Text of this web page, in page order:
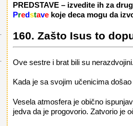
PREDSTAVE – izvedite ih za
Predstave koje deca mogu da
160. Zašto Isus to
Ove sestre i brat bili su
Kada je sa svojim učenicima
Vesela atmosfera je obično
jedva da je progovorio. Zatvorio je